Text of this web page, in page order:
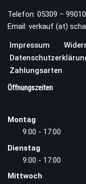
Telefon: 05309 – 99010
Email: verkauf (at)
Impressum
Zahlungsarten
Öffnungszeiten
Montag
9:00 - 17:00
Dienstag
9:00 - 17:00
Mittwoch